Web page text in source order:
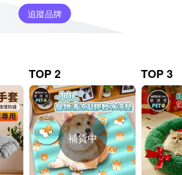
追蹤品牌
TOP 2
補貨中
TOP 3